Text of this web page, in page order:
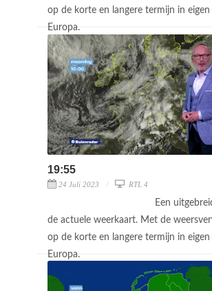
op de korte en langere termijn in eigen
Europa.
19:55
24 Juli 2023 RTL 4
Een
de actuele weerkaart. Met de
op de korte en langere termijn in eigen
Europa.